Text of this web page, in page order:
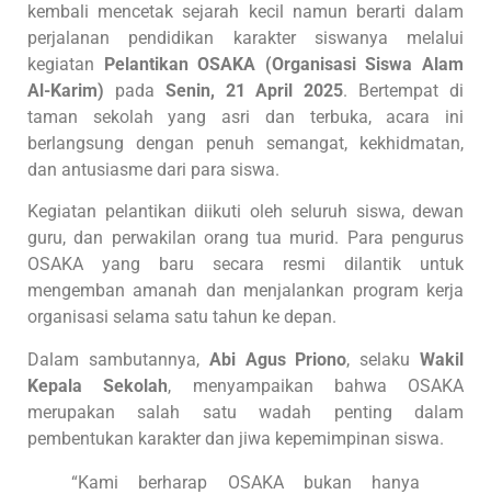
kembali mencetak sejarah kecil namun berarti dalam
perjalanan pendidikan karakter siswanya melalui
kegiatan Pelantikan OSAKA (Organisasi Siswa Alam
Al-Karim) pada Senin, 21 April 2025. Bertempat di
taman sekolah yang asri dan terbuka, acara ini
berlangsung dengan penuh semangat, kekhidmatan,
dan antusiasme dari para siswa.
Kegiatan pelantikan diikuti oleh seluruh siswa, dewan
guru, dan perwakilan orang tua murid. Para pengurus
OSAKA yang baru secara resmi dilantik untuk
mengemban amanah dan menjalankan program kerja
organisasi selama satu tahun ke depan.
Dalam sambutannya, Abi Agus Priono, selakuWakil
Kepala Sekolah, menyampaikan bahwa OSAKA
merupakan salah satu wadah penting dalam
pembentukan karakter dan jiwa kepemimpinan siswa.
“Kami berharap OSAKA bukan hanya